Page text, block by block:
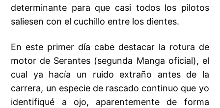
determinante para que casi todos los pilotos
saliesen con el cuchillo entre los dientes.
En este primer día cabe destacar la rotura de
motor de Serantes (segunda Manga oficial), el
cual ya hacía un ruido extraño antes de la
carrera, un especie de rascado continuo que yo
identifiqué a ojo, aparentemente de forma